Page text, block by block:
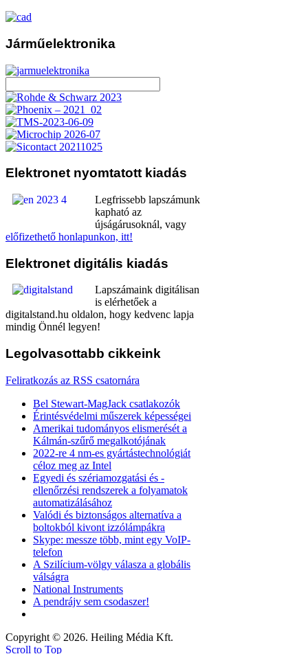
Járműelektronika
Elektronet nyomtatott kiadás
Legfrissebb lapszámunk
kapható az
újságárusoknál, vagy
előfizethető honlapunkon, itt!
Elektronet digitális kiadás
Lapszámaink digitálisan
is elérhetőek a
digitalstand.hu oldalon, hogy kedvenc lapja
mindig Önnél legyen!
Legolvasottabb cikkeink
Feliratkozás az RSS csatornára
Bel Stewart-MagJack csatlakozók
Érintésvédelmi műszerek képességei
Amerikai tudományos elismerését a
Kálmán-szűrő megalkotójának
2022-re 4 nm-es gyártástechnológiát
céloz meg az Intel
Egyedi és szériamozgatási és -
ellenőrzési rendszerek a folyamatok
automatizálásához
Valódi és biztonságos alternatíva a
boltokból kivont izzólámpákra
Skype: messze több, mint egy VoIP-
telefon
A Szilícium-völgy válasza a globális
válságra
National Instruments
A pendrájv sem csodaszer!
Copyright © 2026. Heiling Média Kft.
Scroll to Top